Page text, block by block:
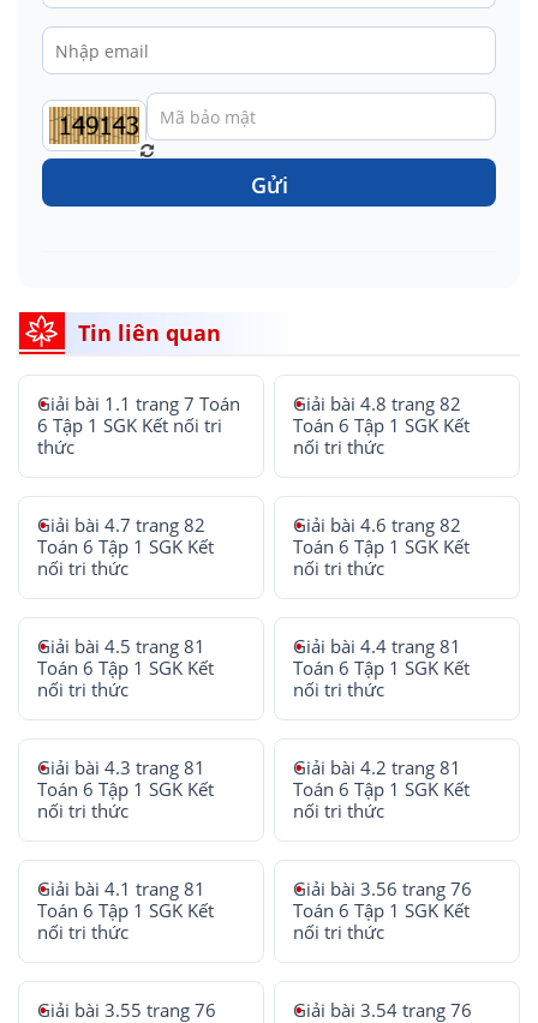
Gửi
Tin liên quan
Giải bài 1.1 trang 7 Toán
6 Tập 1 SGK Kết nối tri
thức
Giải bài 4.8 trang 82
Toán 6 Tập 1 SGK Kết
nối tri thức
Giải bài 4.7 trang 82
Toán 6 Tập 1 SGK Kết
nối tri thức
Giải bài 4.6 trang 82
Toán 6 Tập 1 SGK Kết
nối tri thức
Giải bài 4.5 trang 81
Toán 6 Tập 1 SGK Kết
nối tri thức
Giải bài 4.4 trang 81
Toán 6 Tập 1 SGK Kết
nối tri thức
Giải bài 4.3 trang 81
Toán 6 Tập 1 SGK Kết
nối tri thức
Giải bài 4.2 trang 81
Toán 6 Tập 1 SGK Kết
nối tri thức
Giải bài 4.1 trang 81
Toán 6 Tập 1 SGK Kết
nối tri thức
Giải bài 3.56 trang 76
Toán 6 Tập 1 SGK Kết
nối tri thức
Giải bài 3.55 trang 76
Giải bài 3.54 trang 76